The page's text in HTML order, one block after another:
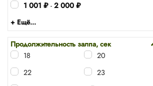
1 001 ₽ - 2 000 ₽
+ Ещё...
Продолжительность залпа, сек
18
20
22
23